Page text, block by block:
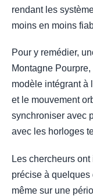
rendant les
moins en moins
Pour y remédier,
Montagne
modèle intégrant à
et le mouvement
synchroniser avec
avec les horloges
Les chercheurs
précise à
même sur une